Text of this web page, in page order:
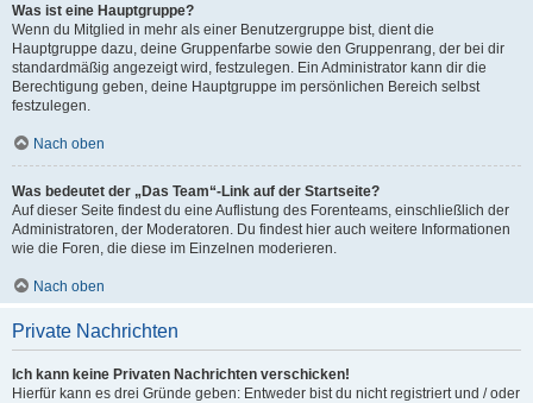
Was ist eine Hauptgruppe?
Wenn du Mitglied in mehr als einer Benutzergruppe bist, dient die
Hauptgruppe dazu, deine Gruppenfarbe sowie den Gruppenrang, der bei dir
standardmäßig angezeigt wird, festzulegen. Ein Administrator kann dir die
Berechtigung geben, deine Hauptgruppe im persönlichen Bereich selbst
festzulegen.
Nach oben
Was bedeutet der „Das Team“-Link auf der Startseite?
Auf dieser Seite findest du eine Auflistung des Forenteams, einschließlich der
Administratoren, der Moderatoren. Du findest hier auch weitere Informationen
wie die Foren, die diese im Einzelnen moderieren.
Nach oben
Private Nachrichten
Ich kann keine Privaten Nachrichten verschicken!
Hierfür kann es drei Gründe geben: Entweder bist du nicht registriert und / oder